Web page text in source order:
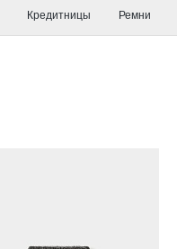
Кредитницы Ремни